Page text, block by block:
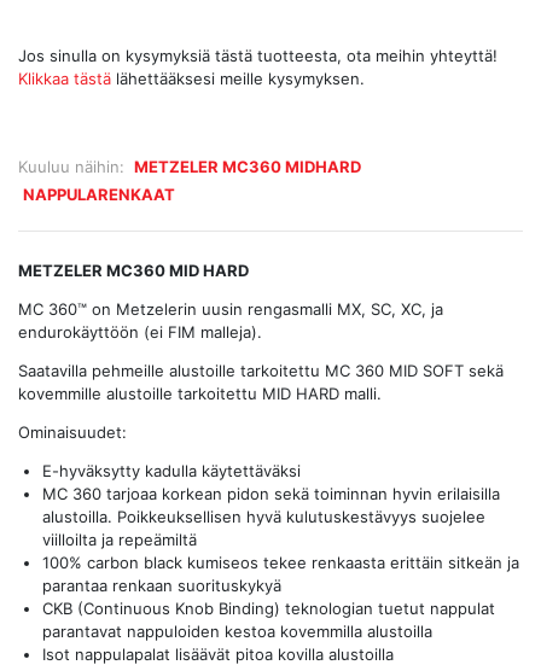
Kuuluu näihin: METZELER MC360 MIDHARD
NAPPULARENKAAT
Jos sinulla on kysymyksiä tästä tuotteesta, ota meihin yhteyttä!
Klikkaa tästä lähettääksesi meille kysymyksen.
METZELER MC360 MID HARD
MC 360™ on Metzelerin uusin rengasmalli MX, SC, XC, ja
endurokäyttöön (ei FIM malleja).
Saatavilla pehmeille alustoille tarkoitettu MC 360 MID SOFT sekä
kovemmille alustoille tarkoitettu MID HARD malli.
Ominaisuudet:
E-hyväksytty kadulla käytettäväksi
MC 360 tarjoaa korkean pidon sekä toiminnan hyvin erilaisilla
alustoilla. Poikkeuksellisen hyvä kulutuskestävyys suojelee
viilloilta ja repeämiltä
100% carbon black kumiseos tekee renkaasta erittäin sitkeän ja
parantaa renkaan suorituskykyä
CKB (Continuous Knob Binding) teknologian tuetut nappulat
parantavat nappuloiden kestoa kovemmilla alustoilla
Isot nappulapalat lisäävät pitoa kovilla alustoilla